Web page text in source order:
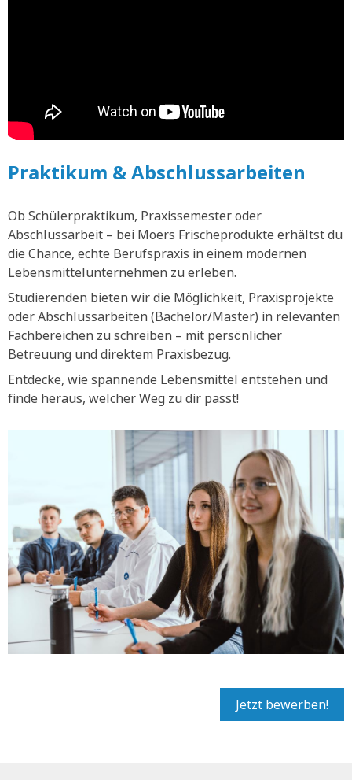
Praktikum & Abschlussarbeiten
Ob Schülerpraktikum, Praxissemester oder
Abschlussarbeit – bei Moers Frischeprodukte erhältst du
die Chance, echte Berufspraxis in einem modernen
Lebensmittelunternehmen zu erleben.
Studierenden bieten wir die Möglichkeit, Praxisprojekte
oder Abschlussarbeiten (Bachelor/Master) in relevanten
Fachbereichen zu schreiben – mit persönlicher
Betreuung und direktem Praxisbezug.
Entdecke, wie spannende Lebensmittel entstehen und
finde heraus, welcher Weg zu dir passt!
Jetzt bewerben!